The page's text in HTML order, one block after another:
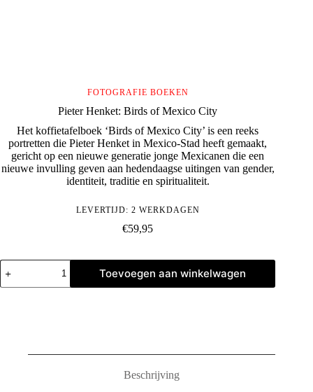
FOTOGRAFIE BOEKEN
Pieter Henket: Birds of Mexico City
Het koffietafelboek ‘Birds of Mexico City’ is een reeks
portretten die Pieter Henket in Mexico-Stad heeft gemaakt,
gericht op een nieuwe generatie jonge Mexicanen die een
nieuwe invulling geven aan hedendaagse uitingen van gender,
identiteit, traditie en spiritualiteit.
LEVERTIJD: 2 WERKDAGEN
€59,95
Pieter
Henket:
Birds
Toevoegen aan winkelwagen
Beschrijving